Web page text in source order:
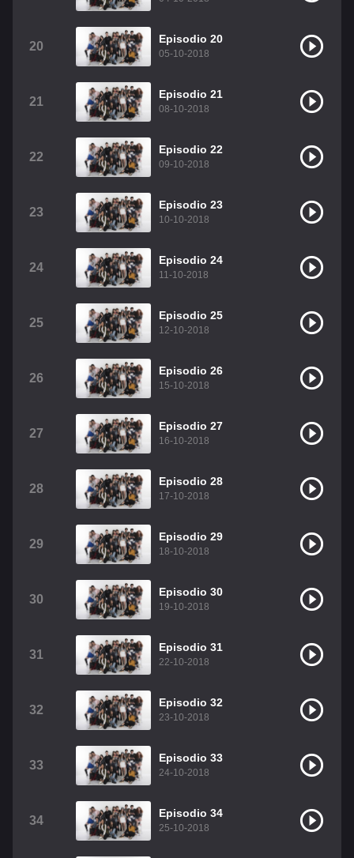
20
Episodio 20
05-10-2018
21
Episodio 21
08-10-2018
22
Episodio 22
09-10-2018
23
Episodio 23
10-10-2018
24
Episodio 24
11-10-2018
25
Episodio 25
12-10-2018
26
Episodio 26
15-10-2018
27
Episodio 27
16-10-2018
28
Episodio 28
17-10-2018
29
Episodio 29
18-10-2018
30
Episodio 30
19-10-2018
31
Episodio 31
22-10-2018
32
Episodio 32
23-10-2018
33
Episodio 33
24-10-2018
34
Episodio 34
25-10-2018